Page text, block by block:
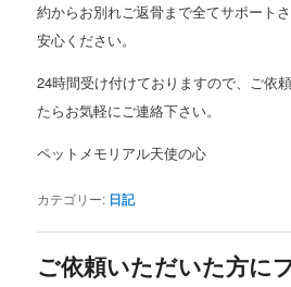
約からお別れご返骨まで全てサポート
安心ください。
24時間受け付けておりますので、ご依
たらお気軽にご連絡下さい。
ペットメモリアル天使の心
カテゴリー: 日記
ご依頼いただいた方に